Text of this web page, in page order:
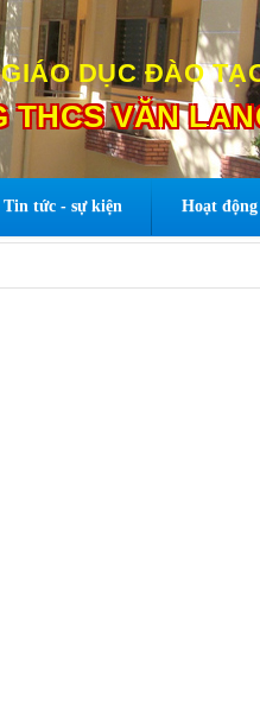
DỤC ĐÀO
THCS VĂN
Tin tức - sự kiện Hoạt động